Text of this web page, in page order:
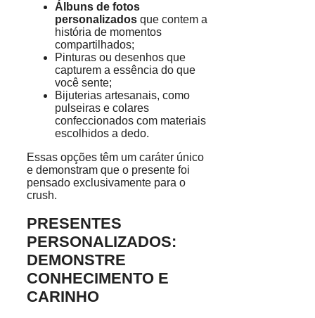
Álbuns de fotos
personalizados que contem a
história de momentos
compartilhados;
Pinturas ou desenhos que
capturem a essência do que
você sente;
Bijuterias artesanais, como
pulseiras e colares
confeccionados com materiais
escolhidos a dedo.
Essas opções têm um caráter único
e demonstram que o presente foi
pensado exclusivamente para o
crush.
PRESENTES
PERSONALIZADOS:
DEMONSTRE
CONHECIMENTO E
CARINHO